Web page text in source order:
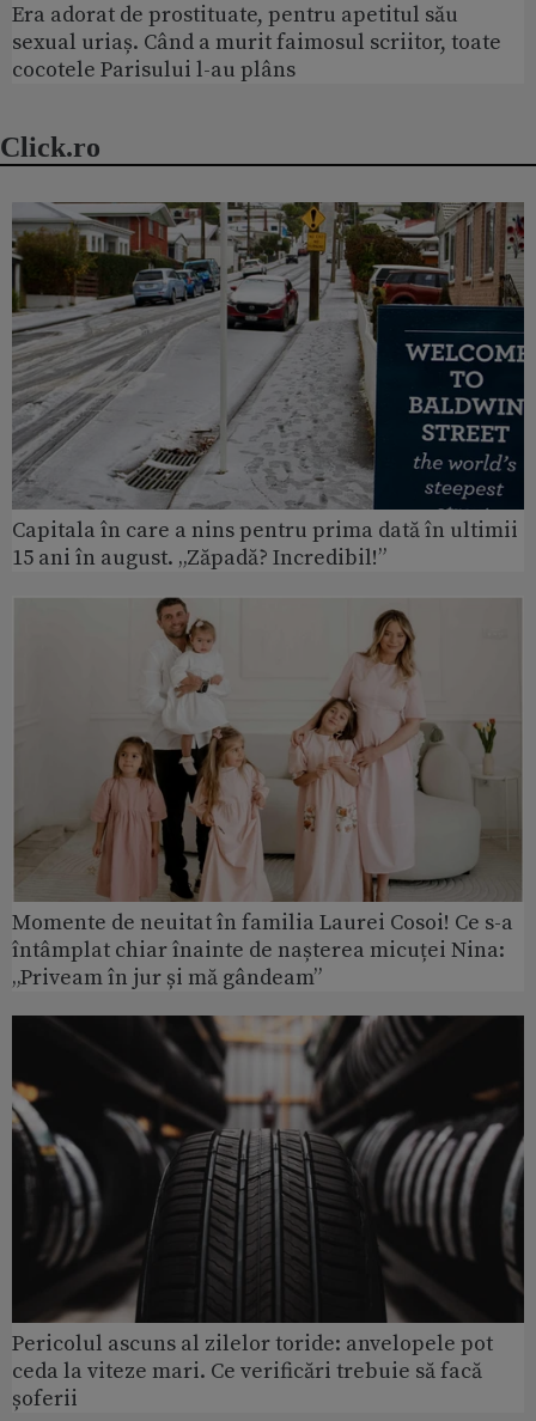
Era adorat de prostituate, pentru apetitul său
sexual uriaș. Când a murit faimosul scriitor, toate
cocotele Parisului l-au plâns
Click.ro
Capitala în care a nins pentru prima dată în ultimii
15 ani în august. „Zăpadă? Incredibil!”
Momente de neuitat în familia Laurei Cosoi! Ce s-a
întâmplat chiar înainte de nașterea micuței Nina:
„Priveam în jur și mă gândeam”
Pericolul ascuns al zilelor toride: anvelopele pot
ceda la viteze mari. Ce verificări trebuie să facă
șoferii